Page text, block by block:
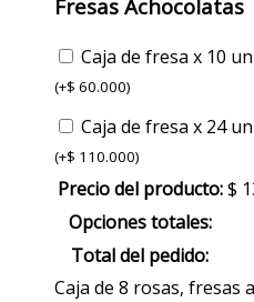
Fresas Achocolatas
Caja de fresa x 10
(+$ 60.000)
Caja de fresa x 24
(+$ 110.000)
Precio del producto:$
Opciones totales:
Total del pedido:
Caja de 8 rosas, fresas